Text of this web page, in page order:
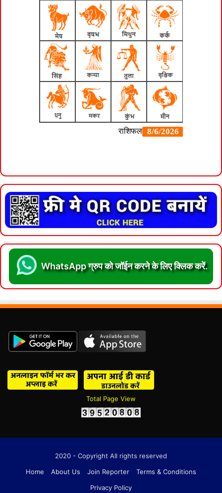
WhatsApp ग्रुप को जॉईन करने के लिए क्लिक करें.
Total Page View
2020 - Copyright All rights reserved
Home
About Us Join Reporter
Terms & Conditions
Privacy Policy